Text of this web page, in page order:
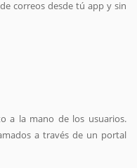
correos desde tú app y sin
a la mano de los usuarios.
a través de un portal